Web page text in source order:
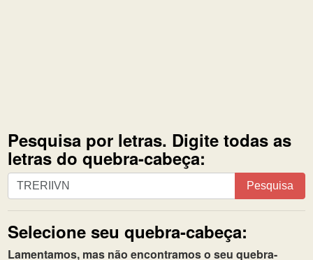
Pesquisa por letras. Digite todas as
letras do quebra-cabeça:
Pesquisa
por
letras.
Digite
todas
Pesquisa
Selecione seu quebra-cabeça:
Lamentamos, mas não encontramos o seu quebra-